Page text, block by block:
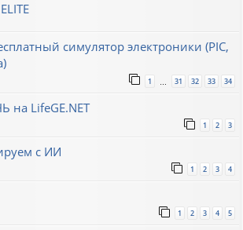
симулятор электроники (PIC,
1 31 32 33 34
на LifeGE.NET
1 2 3
с ИИ
1 2 3 4
1 2 3 4 5